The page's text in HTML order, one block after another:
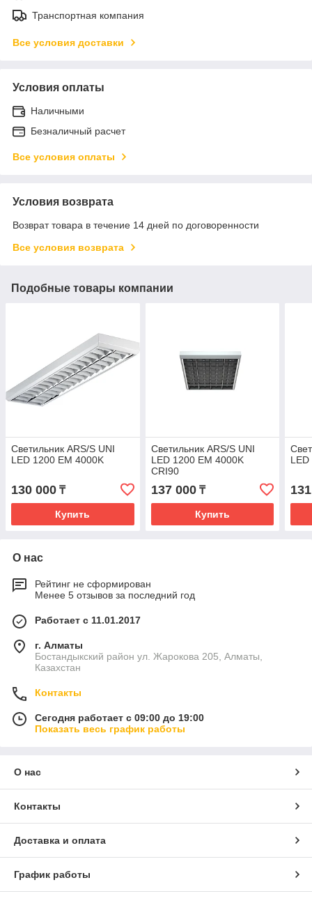
Транспортная компания
Все условия доставки
Условия оплаты
Наличными
Безналичный расчет
Все условия оплаты
Условия возврата
Возврат товара в течение 14 дней по договоренности
Все условия возврата
Подобные товары компании
Светильник ARS/S UNI
LED 1200 EM 4000K
130 000 ₸
Купить
Светильник ARS/S UNI
LED 1200 EM 4000K
CRI90
137 000₸
Купить
О нас
Рейтинг не сформирован
Менее 5 отзывов за последний год
Работает с 11.01.2017
г. Алматы
Бостандыкский район ул. Жарокова 205, Алматы,
Казахстан
Контакты
Сегодня работает с 09:00 до 19:00
Показать весь график работы
О нас
Контакты
Доставка и оплата
График работы